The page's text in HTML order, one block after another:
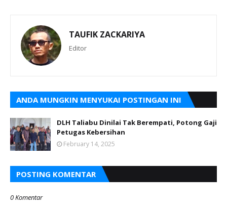
TAUFIK ZACKARIYA
Editor
ANDA MUNGKIN MENYUKAI POSTINGAN INI
DLH Taliabu Dinilai Tak Berempati, Potong Gaji
Petugas Kebersihan
February 14, 2025
POSTING KOMENTAR
0 Komentar